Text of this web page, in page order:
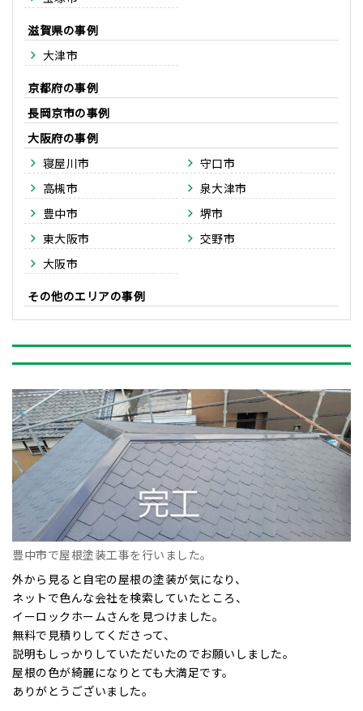
滋賀県
大津市
京都府
長岡京市
大阪府
寝屋川市
守口市
高槻市
泉大津市
豊中市
堺市
東大阪市
交野市
大阪市
その他のエリア
豊中市で屋根塗装工事を行いました。
外から見ると自宅の屋根の塗装が気になり、
ネットで色んな会社を検索していたところ、
イーロックホームさんを見つけました。
無料で見積りしてくださって、
説明もしっかりしていただいたのでお願いしました。
屋根の色が綺麗になりとても大満足です。
ありがとうございました。